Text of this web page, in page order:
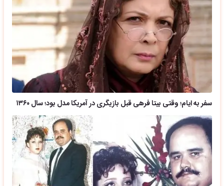
سفر به ایام؛ وقتی بیتا فرهی قبل بازیگری در آمریکا مدل بود؛ سال ۱۳۶۰